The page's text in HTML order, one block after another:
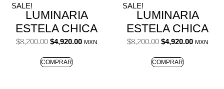
SALE!
LUMINARIA
ESTELA CHICA
$8,200.00 $4,920.00 MXN
COMPRAR
SALE!
LUMINARIA
ESTELA CHICA
$8,200.00 $4,920.00 MXN
COMPRAR